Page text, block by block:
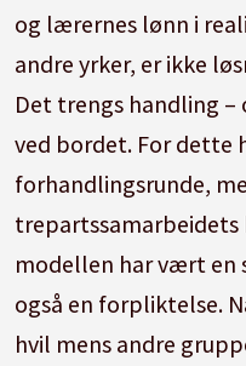
og lærernes lønn i
andre yrker, er ikke
Det trengs handling
ved bordet. For dette
forhandlingsrunde,
trepartssamarbeidets
modellen har vært en
også en forpliktelse.
hvil mens andre